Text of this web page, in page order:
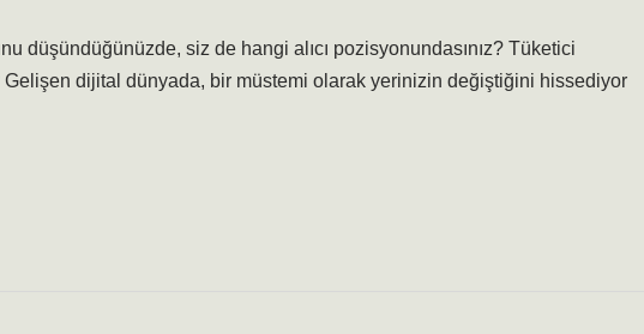
düşündüğünüzde, siz de hangi alıcı pozisyonundasınız? Tüketici
Gelişen dijital dünyada, bir müstemi olarak yerinizin değiştiğini hissediyor